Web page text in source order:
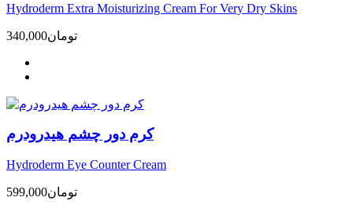
Hydroderm Extra Moisturizing Cream For Very Dry Skins
340,000تومان
کرم دور چشم هیدرودرم
Hydroderm Eye Counter Cream
599,000تومان